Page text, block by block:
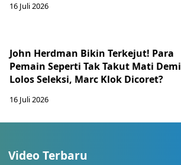
16 Juli 2026
John Herdman Bikin Terkejut! Para
Pemain Seperti Tak Takut Mati Demi
Lolos Seleksi, Marc Klok Dicoret?
16 Juli 2026
Video Terbaru